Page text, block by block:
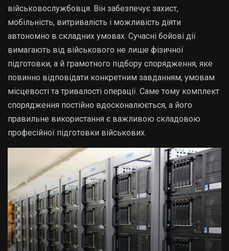
військовослужбовця. Він забезпечує захист,
мобільність, витривалість і можливість діяти
автономно в складних умовах. Сучасні бойові дії
вимагають від військового не лише фізичної
підготовки, а й грамотного підбору спорядження, яке
повинно відповідати конкретним завданням, умовам
місцевості та тривалості операції. Саме тому комплект
спорядження постійно вдосконалюється, а його
правильне використання є важливою складовою
професійної підготовки військових.